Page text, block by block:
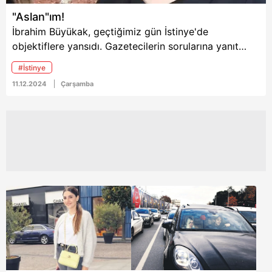
"Aslan"ım!
İbrahim Büyükak, geçtiğimiz gün İstinye'de
objektiflere yansıdı. Gazetecilerin sorularına yanıt
verenünlü oyuncu, "Son zamanlarda işlerden sebep
oğlumla biraz ayrı kaldık ama şimdi baba ve oğul
acısını çıkartıyoruz" dedi.
#İstinye
11.12.2024 Çarşamba